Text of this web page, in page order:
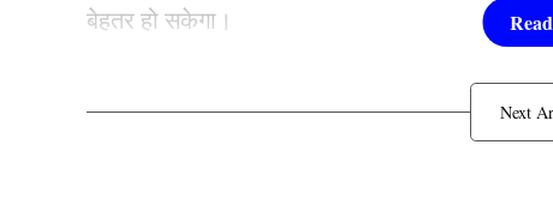
बेहतर हो सकेगा।
वनडे की जिम्मेदारी राहुल के नाम